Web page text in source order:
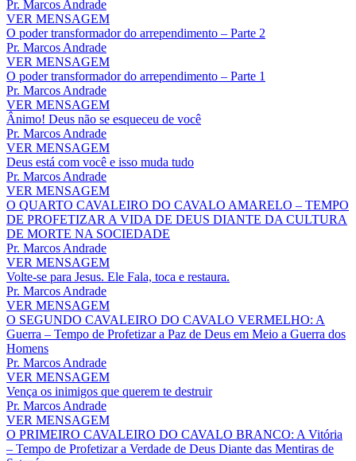
Pr. Marcos Andrade
VER MENSAGEM
O poder transformador do arrependimento – Parte 2
Pr. Marcos Andrade
VER MENSAGEM
O poder transformador do arrependimento – Parte 1
Pr. Marcos Andrade
VER MENSAGEM
Ânimo! Deus não se esqueceu de você
Pr. Marcos Andrade
VER MENSAGEM
Deus está com você e isso muda tudo
Pr. Marcos Andrade
VER MENSAGEM
O QUARTO CAVALEIRO DO CAVALO AMARELO – TEMPO
DE PROFETIZAR A VIDA DE DEUS DIANTE DA CULTURA
DE MORTE NA SOCIEDADE
Pr. Marcos Andrade
VER MENSAGEM
Volte-se para Jesus. Ele Fala, toca e restaura.
Pr. Marcos Andrade
VER MENSAGEM
O SEGUNDO CAVALEIRO DO CAVALO VERMELHO: A
Guerra – Tempo de Profetizar a Paz de Deus em Meio a Guerra dos
Homens
Pr. Marcos Andrade
VER MENSAGEM
Vença os inimigos que querem te destruir
Pr. Marcos Andrade
VER MENSAGEM
O PRIMEIRO CAVALEIRO DO CAVALO BRANCO: A Vitória
– Tempo de Profetizar a Verdade de Deus Diante das Mentiras de